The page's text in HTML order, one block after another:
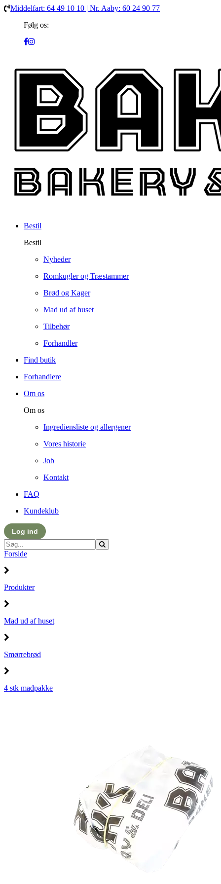
Middelfart: 64 49 10 10 | Nr. Aaby: 60 24 90 77
Følg os:
Bestil
Bestil
Nyheder
Romkugler og Træstammer
Brød og Kager
Mad ud af huset
Tilbehør
Forhandler
Find butik
Forhandlere
Om os
Om os
Ingrediensliste og allergener
Vores historie
Job
Kontakt
FAQ
Kundeklub
Log ind
Forside
Produkter
Mad ud af huset
Smørrebrød
4 stk madpakke